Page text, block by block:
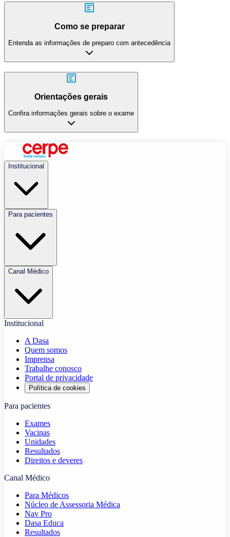
Como se preparar
Entenda as informações de preparo com antecedência
Orientações gerais
Confira informações gerais sobre o exame
Institucional
Para pacientes
Canal Médico
Institucional
A Dasa
Quem somos
Imprensa
Trabalhe conosco
Portal de privacidade
Política de cookies
Para pacientes
Exames
Vacinas
Unidades
Resultados
Direitos e deveres
Canal Médico
Para Médicos
Núcleo de Assessoria Médica
Nav Pro
Dasa Educa
Resultados